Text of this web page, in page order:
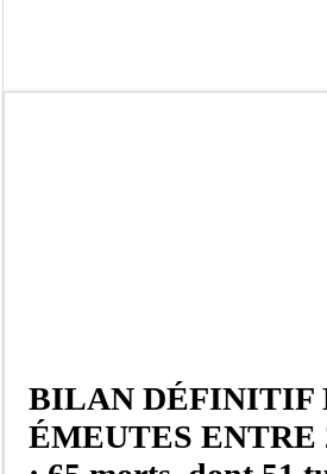
BILAN DÉFINITIF
ÉMEUTES ENTRE